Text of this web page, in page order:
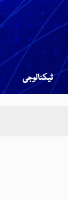
ٹیکنالوجی